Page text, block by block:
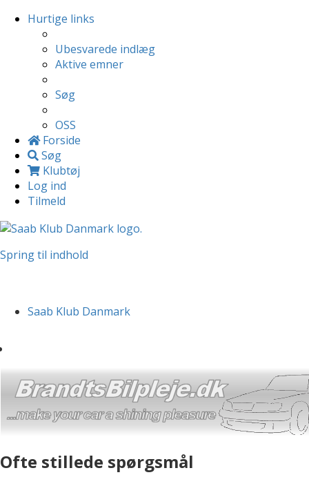
Hurtige links
Ubesvarede indlæg
Aktive emner
Søg
OSS
Forside
Søg
Klubtøj
Log ind
Tilmeld
Spring til indhold
Saab Klub Danmark
Ofte stillede spørgsmål